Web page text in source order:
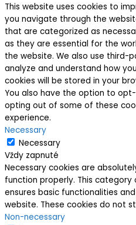
This website uses cookies to
you navigate through the
that are categorized as
as they are essential for the
the website. We also use third-
analyze and understand how
cookies will be stored in your
You also have the option to
opting out of some of these
experience.
Necessary
Necessary
Vždy zapnuté
Necessary cookies are
function properly. This category
ensures basic functionalities
website. These cookies do not
Non-necessary